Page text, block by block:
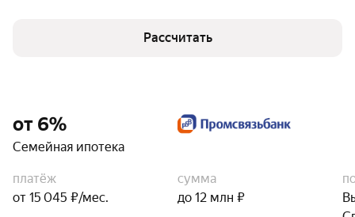
Рассчитать
от 6%
Семейная ипотека
платёж
от 15 045 ₽/мес.
сумма
до 12 млн ₽